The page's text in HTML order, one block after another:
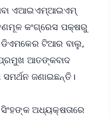
ଏଆଇଏମ୍ଆଇଏମ୍
କଂଗ୍ରେସ ପକ୍ଷରୁ
ଡିଏମକେର ଟିଆର ବାଲୁ,
ଆତଙ୍କବାଦ
ଜଣାଇଛନ୍ତି।
ସିଂହଙ୍କ ଅଧ୍ୟକ୍ଷତାରେ